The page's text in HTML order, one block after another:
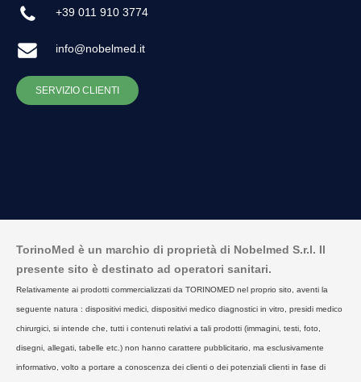
+39 011 910 3774
info@nobelmed.it
SERVIZIO CLIENTI
TorinoMed è un marchio di proprietà di Nobelmed S.r.l. Il
presente sito è destinato ad operatori sanitari.
Relativamente ai prodotti commercializzati da TORINOMED nel proprio sito, aventi la
seguente natura : dispositivi medici, dispositivi medico diagnostici in vitro, presidi medico
chirurgici, si intende che, tutti i contenuti relativi a tali prodotti (immagini, testi, foto,
disegni, allegati, tabelle etc.) non hanno carattere pubblicitario, ma esclusivamente
informativo, volto a portare a conoscenza dei clienti o dei potenziali clienti in fase di